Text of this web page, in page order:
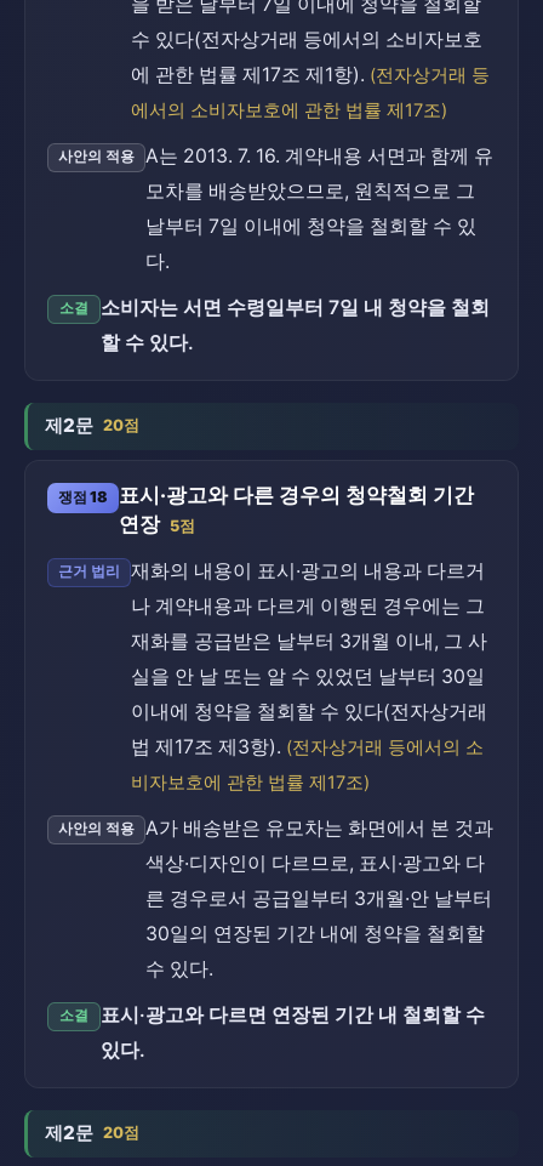
수 있다(전자상거래 등에서의 소비자보호
에 관한 법률 제17조 제1항). (전자상거래 등
에서의 소비자보호에 관한 법률 제17조)
사안의 적용
A는 2013. 7. 16. 계약내용 서면과 함께 유
모차를 배송받았으므로, 원칙적으로 그
날부터 7일 이내에 청약을 철회할 수 있
다.
소결
소비자는 서면 수령일부터 7일 내 청약을 철회
할 수 있다.
제2문 20점
쟁점 18
표시·광고와 다른 경우의 청약철회 기간
연장 5점
근거 법리
재화의 내용이 표시·광고의 내용과 다르거
나 계약내용과 다르게 이행된 경우에는 그
재화를 공급받은 날부터 3개월 이내, 그 사
실을 안 날 또는 알 수 있었던 날부터 30일
이내에 청약을 철회할 수 있다(전자상거래
법 제17조 제3항). (전자상거래 등에서의 소
비자보호에 관한 법률 제17조)
사안의 적용
A가 배송받은 유모차는 화면에서 본 것과
색상·디자인이 다르므로, 표시·광고와 다
른 경우로서 공급일부터 3개월·안 날부터
30일의 연장된 기간 내에 청약을 철회할
수 있다.
소결
표시·광고와 다르면 연장된 기간 내 철회할 수
있다.
제2문 20점